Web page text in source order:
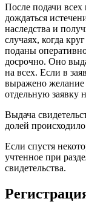
После подачи всех
дождаться
наследства и
случаях, когда
поданы
досрочно. Оно
на всех. Если в
выражено желание
отдельную заявку
Выдача
долей
Если спустя
учтенное при
свидетельства.